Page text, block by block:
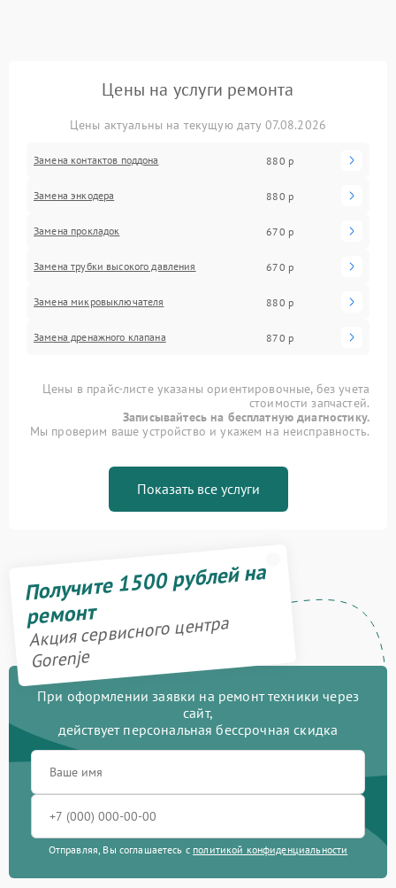
Цены на услуги ремонта
Цены актуальны на текущую дату 07.08.2026
Замена контактов поддона 880 р
Замена энкодера 880 р
Замена прокладок 670 р
Замена трубки высокого давления 670 р
Замена микровыключателя 880 р
Замена дренажного клапана 870 р
Цены в прайс-листе указаны ориентировочные, без учета
стоимости запчастей.
Записывайтесь на бесплатную диагностику.
Мы проверим ваше устройство и укажем на неисправность.
Показать все услуги
Получите 1500 рублей на
ремонт
Акция сервисного центра
Gorenje
При оформлении заявки на ремонт техники через
сайт,
действует персональная бессрочная скидка
Отправляя, Вы соглашаетесь с политикой конфиденциальности